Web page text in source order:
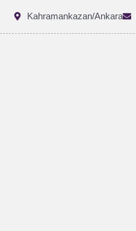
Kahramankazan/Ankara